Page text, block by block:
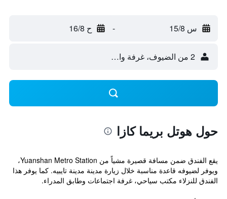
س 15/8 - ح 16/8
2 من الضيوف، غرفة واحدة
حول هوتل بريما كازا
يقع الفندق ضمن مسافة قصيرة مشياً من Yuanshan Metro Station،
ويوفر لضيوفه قاعدة مناسبة خلال زيارة مدينة مدينة تايبيه. كما يوفر هذا
الفندق للنزلاء مكتب سياحي، غرفة اجتماعات وطابق المدراء.